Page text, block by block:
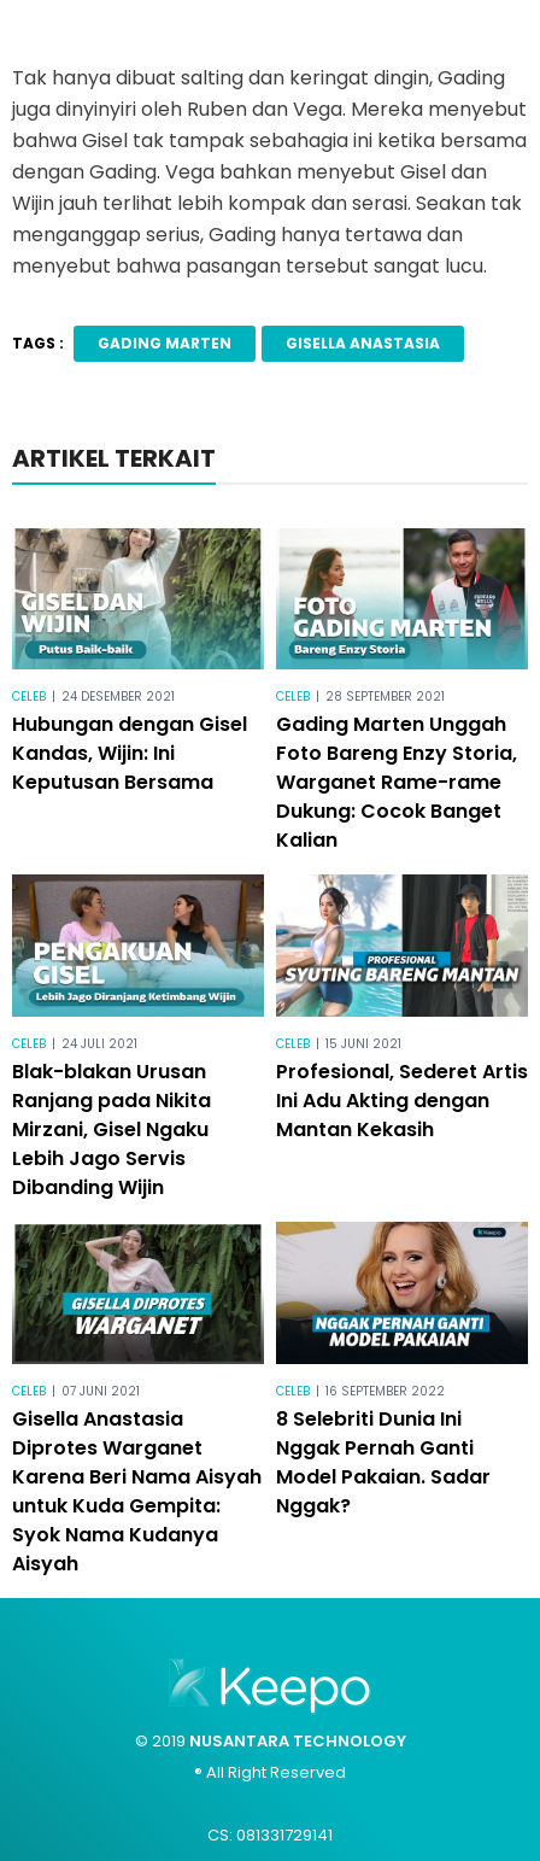
Tak hanya dibuat salting dan keringat dingin, Gading
juga dinyinyiri oleh Ruben dan Vega. Mereka menyebut
bahwa Gisel tak tampak sebahagia ini ketika bersama
dengan Gading. Vega bahkan menyebut Gisel dan
Wijin jauh terlihat lebih kompak dan serasi. Seakan tak
menganggap serius, Gading hanya tertawa dan
menyebut bahwa pasangan tersebut sangat lucu.
TAGS : GADING MARTEN GISELLA ANASTASIA
ARTIKEL TERKAIT
CELEB | 24 DESEMBER 2021
Hubungan dengan Gisel
Kandas, Wijin: Ini
Keputusan Bersama
CELEB | 28 SEPTEMBER 2021
Gading Marten Unggah
Foto Bareng Enzy Storia,
Warganet Rame-rame
Dukung: Cocok Banget
Kalian
CELEB | 24 JULI 2021
Blak-blakan Urusan
Ranjang pada Nikita
Mirzani, Gisel Ngaku
Lebih Jago Servis
Dibanding Wijin
CELEB | 15 JUNI 2021
Profesional, Sederet Artis
Ini Adu Akting dengan
Mantan Kekasih
CELEB | 07 JUNI 2021
Gisella Anastasia
Diprotes Warganet
Karena Beri Nama Aisyah
untuk Kuda Gempita:
Syok Nama Kudanya
Aisyah
CELEB | 16 SEPTEMBER 2022
8 Selebriti Dunia Ini
Nggak Pernah Ganti
Model Pakaian. Sadar
Nggak?
© 2019 NUSANTARA TECHNOLOGY
® All Right Reserved
CS: 081331729141